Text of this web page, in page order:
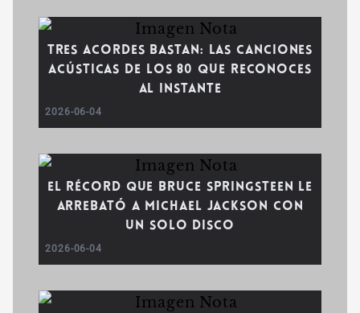
Tres acordes bastan: Las canciones
acústicas de los 80 que reconoces
al instante
2026-06-04
El récord que Bruce Springsteen le
arrebató a Michael Jackson con
un solo disco
2026-06-04